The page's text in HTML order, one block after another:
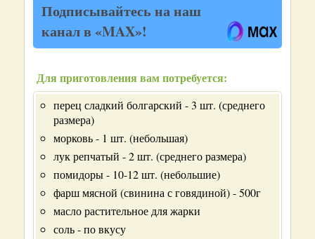
Подписывайтесь на наш
канал в «MAX»!
Для приготовления вам потребуется:
перец сладкий болгарский - 3 шт. (среднего
размера)
морковь - 1 шт. (небольшая)
лук репчатый - 2 шт. (среднего размера)
помидоры - 10-12 шт. (небольшие)
фарш мясной (свинина с говядиной) - 500г
масло растительное для жарки
соль - по вкусу